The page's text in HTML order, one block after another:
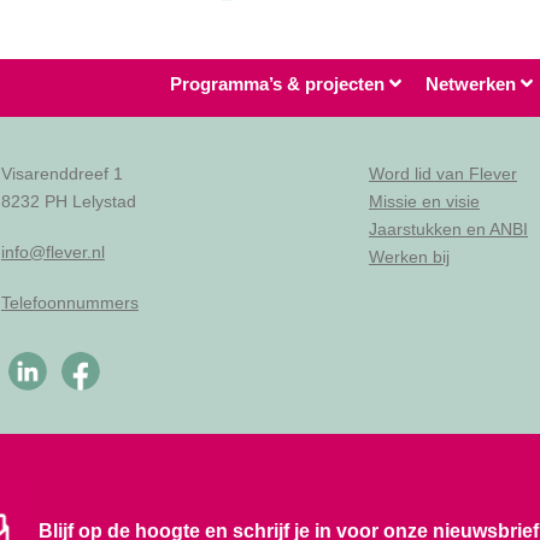
Programma’s & projecten Netwerken
Visarenddreef 1
8232 PH Lelystad
info@flever.nl
Telefoonnummers
Word lid van Flever
Missie en visie
Jaarstukken en ANBI
Werken bij
Blijf op de hoogte en schrijf je in voor onze nieuwsbrief